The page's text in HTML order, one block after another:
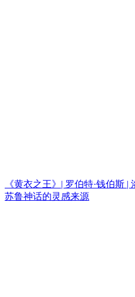
《黄衣之王》| 罗伯特·钱伯斯
苏鲁神话的灵感来源